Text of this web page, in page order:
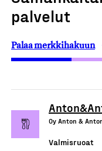
palvelut
Palaa merkkihakuun
Oy Anton &
Valmisruoat